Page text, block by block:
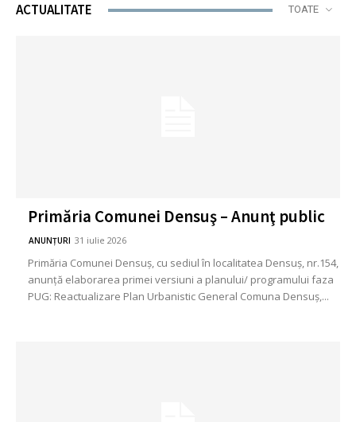
ACTUALITATE TOATE
Primăria Comunei Densuş – Anunţ public
ANUNȚURI 31 iulie 2026
Primăria Comunei Densuş, cu sediul în localitatea Densuş, nr.154,
anunță elaborarea primei versiuni a planului/ programului faza
PUG: Reactualizare Plan Urbanistic General Comuna Densuş,...